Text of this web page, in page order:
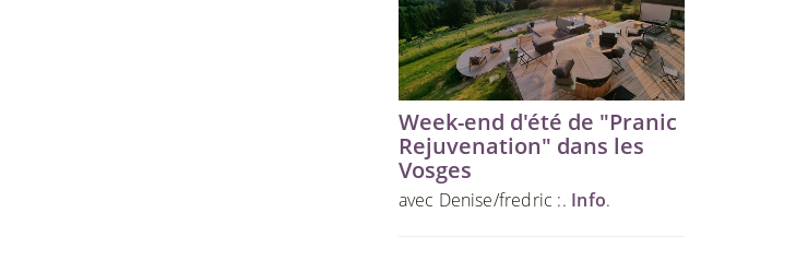
Week-end d'été de "Pranic
Rejuvenation" dans les
Vosges
avec Denise/fredric :. Info.